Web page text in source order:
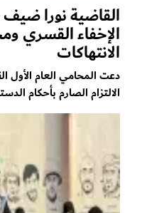
القاضية نورا ضيف
الإخفاء القسري
الانتهاكات
دعت المحامي العام الأول
الالتزام الصارم بأحكام